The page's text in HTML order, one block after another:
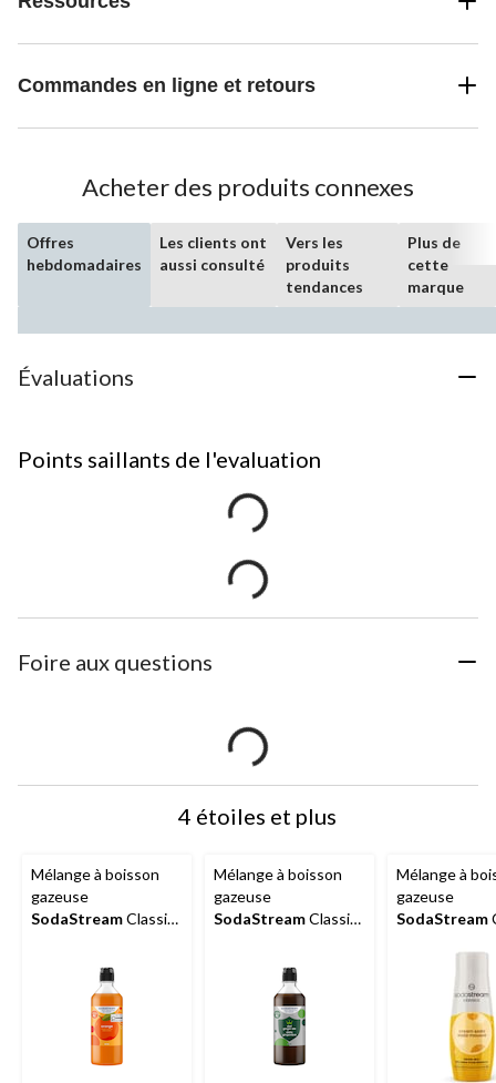
Commandes en ligne et retours
Acheter des produits connexes
Offres
hebdomadaires
Les clients ont
aussi consulté
Vers les
produits
tendances
Plus de
cette
marque
Évaluations
Points saillants de l'evaluation
Foire aux questions
4 étoiles et plus
Mélange à boisson
gazeuse
SodaStreamClassic,
sans caféine, 440 mL
Mélange à boisson
gazeuse
SodaStreamClassic,
gingembre diète,
sans caféine, 440 mL
Mélange à
gazeuse
SodaStream